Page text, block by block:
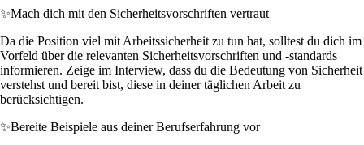
✨Mach dich mit den Sicherheitsvorschriften vertraut
Da die Position viel mit Arbeitssicherheit zu tun hat, solltest du dich im
Vorfeld über die relevanten Sicherheitsvorschriften und -standards
informieren. Zeige im Interview, dass du die Bedeutung von Sicherheit
verstehst und bereit bist, diese in deiner täglichen Arbeit zu
berücksichtigen.
✨Bereite Beispiele aus deiner Berufserfahrung vor